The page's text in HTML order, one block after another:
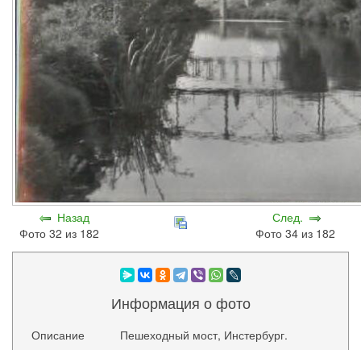
Назад
Фото 32 из 182
След.
Фото 34 из 182
Информация о фото
Описание Пешеходный мост, Инстербург.